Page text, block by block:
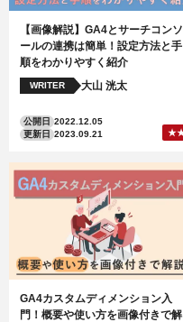
【画像解説】GA4とサーチコンソ
ールの連携は簡単！設定方法と手
順をわかりやすく紹介
WRITER 大山 洸太
公開日 2022.12.05
更新日 2023.09.21
GA4カスタムディメンション入
門！概要や使い方を画像付きで解